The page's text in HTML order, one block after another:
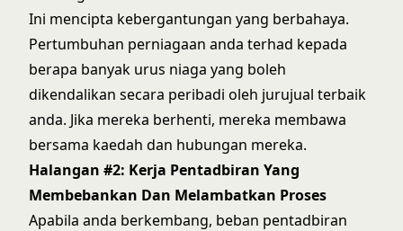
Ini mencipta kebergantungan yang berbahaya.
Pertumbuhan perniagaan anda terhad kepada
berapa banyak urus niaga yang boleh
dikendalikan secara peribadi oleh jurujual terbaik
anda. Jika mereka berhenti, mereka membawa
bersama kaedah dan hubungan mereka.
Halangan #2: Kerja Pentadbiran Yang
Membebankan Dan Melambatkan Proses
Apabila anda berkembang, beban pentadbiran